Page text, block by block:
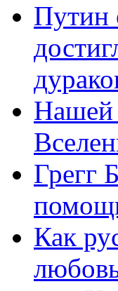
Путин
Нашей
Грегг
Как